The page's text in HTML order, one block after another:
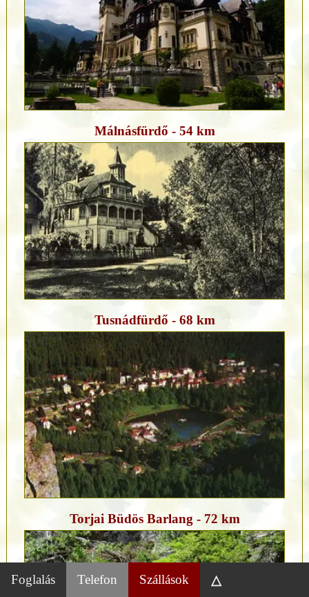
Foglalás Telefon Szállások △
Málnásfürdő - 54 km
Tusnádfürdő - 68 km
Torjai Büdös Barlang - 72 km